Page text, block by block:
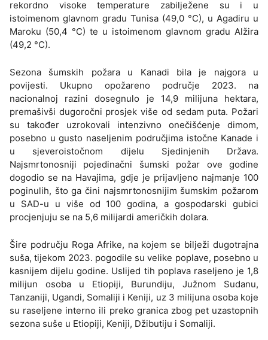
rekordno visoke temperature zabilježene su i u
istoimenom glavnom gradu Tunisa (49,0 °C), u Agadiru u
Maroku (50,4 °C) te u istoimenom glavnom gradu Alžira
(49,2 °C).
Sezona šumskih požara u Kanadi bila je najgora u
povijesti. Ukupno opožareno područje 2023. na
nacionalnoj razini dosegnulo je 14,9 milijuna hektara,
premašivši dugoročni prosjek više od sedam puta. Požari
su također uzrokovali intenzivno onečišćenje dimom,
posebno u gusto naseljenim područjima istočne Kanade i
u sjeveroistočnom dijelu Sjedinjenih Država.
Najsmrtonosniji pojedinačni šumski požar ove godine
dogodio se na Havajima, gdje je prijavljeno najmanje 100
poginulih, što ga čini najsmrtonosnijim šumskim požarom
u SAD-u u više od 100 godina, a gospodarski gubici
procjenjuju se na 5,6 milijardi američkih dolara.
Šire području Roga Afrike, na kojem se bilježi dugotrajna
suša, tijekom 2023. pogodile su velike poplave, posebno u
kasnijem dijelu godine. Uslijed tih poplava raseljeno je 1,8
milijun osoba u Etiopiji, Burundiju, Južnom Sudanu,
Tanzaniji, Ugandi, Somaliji i Keniji, uz 3 milijuna osoba koje
su raseljene interno ili preko granica zbog pet uzastopnih
sezona suše u Etiopiji, Keniji, Džibutiju i Somaliji.